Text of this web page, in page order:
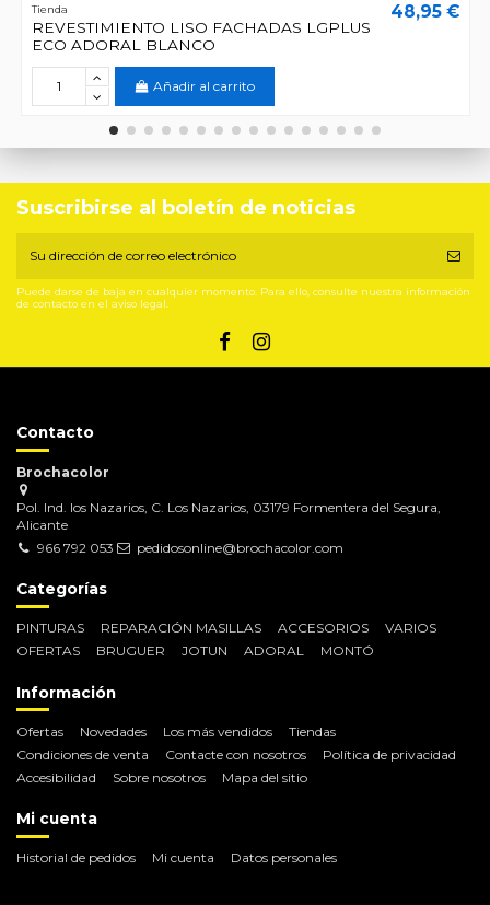
Tienda
REVESTIMIENTO LISO FACHADAS LGPLUS
ECO ADORAL BLANCO
48,95 €
Añadir al carrito
Suscribirse al boletín de noticias
Puede darse de baja en cualquier momento. Para ello, consulte nuestra información
de contacto en el aviso legal.
Contacto
Brochacolor
Pol. Ind. los Nazarios, C. Los Nazarios, 03179 Formentera del Segura,
Alicante
966 792 053
pedidosonline@brochacolor.com
Categorías
PINTURAS REPARACIÓN MASILLAS ACCESORIOS
VARIOS
OFERTAS
BRUGUER JOTUN ADORAL MONTÓ
Información
Ofertas Novedades Los más vendidos
Tiendas
Condiciones de venta
Contacte con nosotros
Política de privacidad
Accesibilidad
Sobre nosotros Mapa del sitio
Mi cuenta
Historial de pedidos Mi cuenta Datos personales